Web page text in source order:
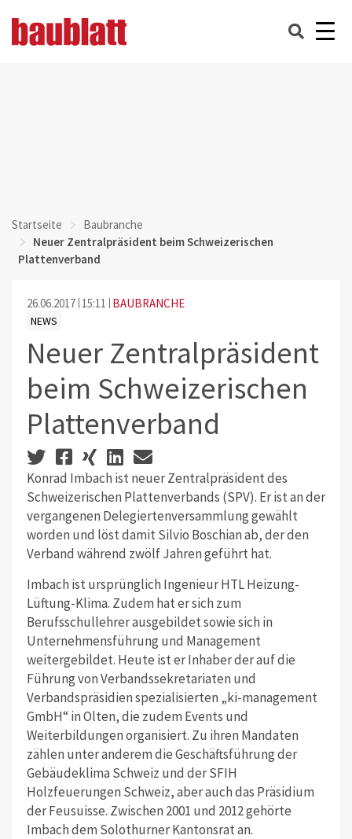
Startseite
Baubranche
Neuer Zentralpräsident beim Schweizerischen
Plattenverband
26.06.2017 15:11 BAUBRANCHE
NEWS
Neuer Zentralpräsident
beim Schweizerischen
Plattenverband
Konrad Imbach ist neuer Zentralpräsident des
Schweizerischen Plattenverbands (SPV). Er ist an der
vergangenen Delegiertenversammlung gewählt
worden und löst damit Silvio Boschian ab, der den
Verband während zwölf Jahren geführt hat.
Imbach ist ursprünglich Ingenieur HTL Heizung-
Lüftung-Klima. Zudem hat er sich zum
Berufsschullehrer ausgebildet sowie sich in
Unternehmensführung und Management
weitergebildet. Heute ist er Inhaber der auf die
Führung von Verbandssekretariaten und
Verbandspräsidien spezialisierten „ki-management
GmbH“ in Olten, die zudem Events und
Weiterbildungen organisiert. Zu ihren Mandaten
zählen unter anderem die Geschäftsführung der
Gebäudeklima Schweiz und der SFIH
Holzfeuerungen Schweiz, aber auch das Präsidium
der Feusuisse. Zwischen 2001 und 2012 gehörte
Imbach dem Solothurner Kantonsrat an.